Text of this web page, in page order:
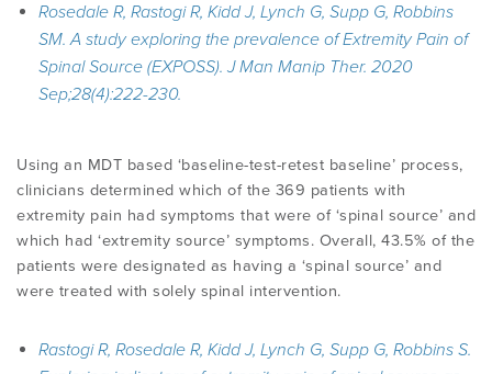
Rosedale R, Rastogi R, Kidd J, Lynch G, Supp G, Robbins
SM. A study exploring the prevalence of Extremity Pain of
Spinal Source (EXPOSS). J Man Manip Ther. 2020
Sep;28(4):222-230.
Using an MDT based ‘baseline-test-retest baseline’ process,
clinicians determined which of the 369 patients with
extremity pain had symptoms that were of ‘spinal source’ and
which had ‘extremity source’ symptoms. Overall, 43.5% of the
patients were designated as having a ‘spinal source’ and
were treated with solely spinal intervention.
Rastogi R, Rosedale R, Kidd J, Lynch G, Supp G, Robbins S.